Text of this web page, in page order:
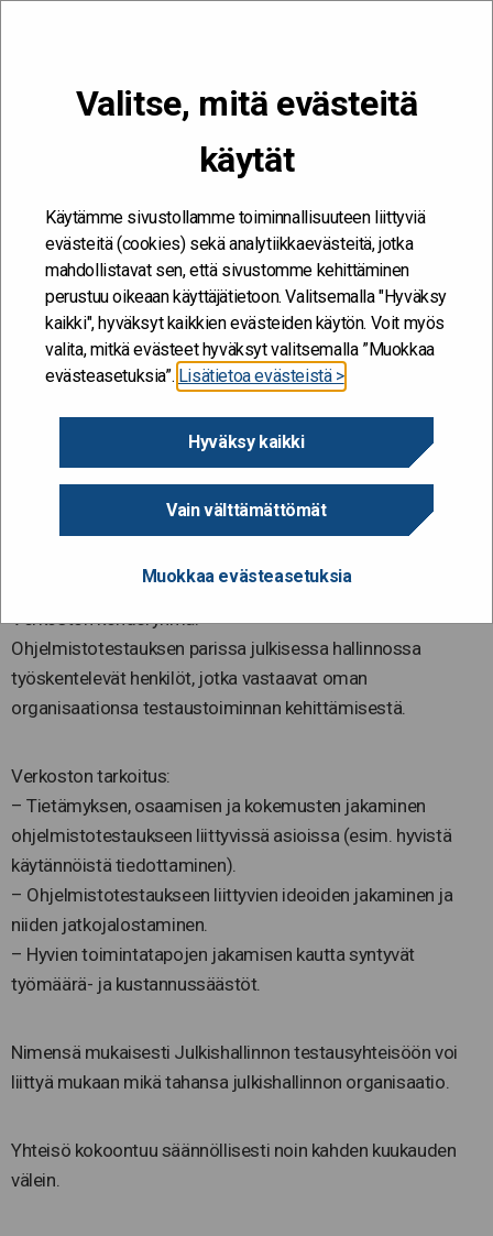
Valitse, mitä evästeitä
käytät
Käytämme sivustollamme toiminnallisuuteen liittyviä
evästeitä (cookies) sekä analytiikkaevästeitä, jotka
mahdollistavat sen, että sivustomme kehittäminen
perustuu oikeaan käyttäjätietoon. Valitsemalla "Hyväksy
kaikki", hyväksyt kaikkien evästeiden käytön. Voit myös
valita, mitkä evästeet hyväksyt valitsemalla ”Muokkaa
evästeasetuksia”. Lisätietoa evästeistä >
Hyväksy kaikki
Vain välttämättömät
Muokkaa evästeasetuksia
Kehitän ja kehityn #töissäSuomelle
Julkishallinnon testausyhteisö
Julkishallinnon
testausyhteisö
Verkoston kohderyhmä:
Ohjelmistotestauksen parissa julkisessa hallinnossa
työskentelevät henkilöt, jotka vastaavat oman
organisaationsa testaustoiminnan kehittämisestä.
Verkoston tarkoitus:
– Tietämyksen, osaamisen ja kokemusten jakaminen
ohjelmistotestaukseen liittyvissä asioissa (esim. hyvistä
käytännöistä tiedottaminen).
– Ohjelmistotestaukseen liittyvien ideoiden jakaminen ja
niiden jatkojalostaminen.
– Hyvien toimintatapojen jakamisen kautta syntyvät
työmäärä- ja kustannussäästöt.
Nimensä mukaisesti Julkishallinnon testausyhteisöön voi
liittyä mukaan mikä tahansa julkishallinnon organisaatio.
Yhteisö kokoontuu säännöllisesti noin kahden kuukauden
välein.